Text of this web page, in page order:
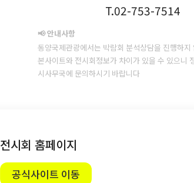
T.02-753-7514
📢 안내사항
동양국제관광에서는 박람회 분석상담을 진행하지
본사이트와 전시회정보가 차이가 있을 수 있으니
시사무국에 문의하시기 바랍니다
전시회 홈페이지
공식사이트 이동